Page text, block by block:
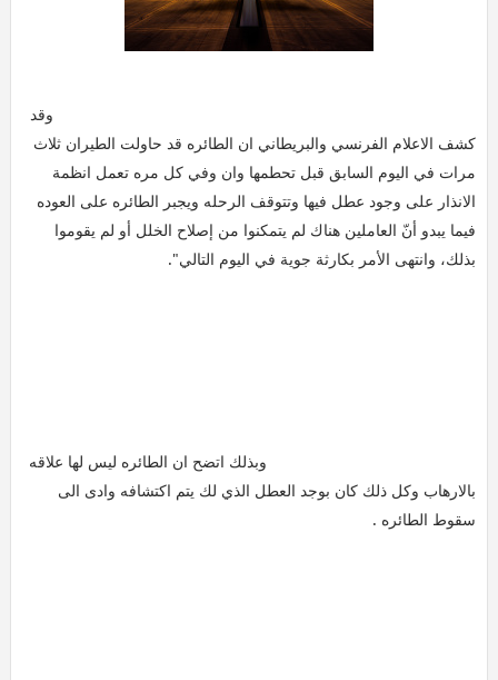
وقد
كشف الاعلام الفرنسي والبريطاني ان الطائره قد حاولت الطيران ثلاث
مرات في اليوم السابق قبل تحطمها وان وفي كل مره تعمل انظمة
الانذار على وجود عطل فيها وتتوقف الرحله ويجبر الطائره على العوده
فيما يبدو أنّ العاملين هناك لم يتمكنوا من إصلاح الخلل أو لم يقوموا
بذلك، وانتهى الأمر بكارثة جوية في اليوم التالي".
وبذلك اتضح ان الطائره ليس لها علاقه
بالارهاب وكل ذلك كان بوجد العطل الذي لك يتم اكتشافه وادى الى
سقوط الطائره .